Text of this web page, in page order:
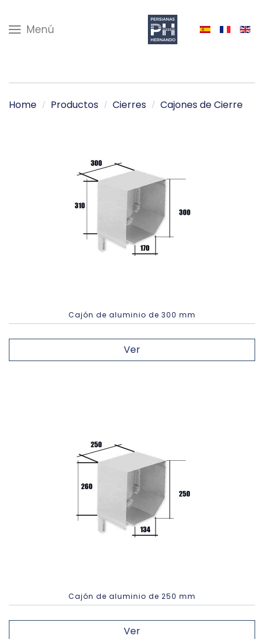
Menú
Home Productos Cierres Cajones de Cierre
Cajón de aluminio de 300 mm
Ver
Cajón de aluminio de 250 mm
Ver